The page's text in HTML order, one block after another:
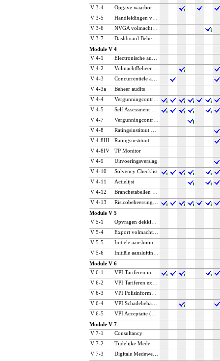
V 3‑4
V 3‑5
V 3‑6
V 3‑7
Module V 4
V 4‑1
V 4‑2
V 4‑3
V 4‑3a
Beheer audits
V 4‑4
V 4‑5
V 4‑7
V 4‑8
V 4‑8III
V 4‑8IV
TP Monitor
V 4‑9
Uitvoeringsverslag
V 4‑10
Solvency Checklist
V 4‑11
Actielijst
V 4‑12
V 4‑13
Module V 5
V 5‑1
V 5‑4
V 5‑5
V 5‑6
Module V 6
V 6‑1
V 6‑2
V 6‑3
V 6‑4
V 6‑5
Module V 7
V 7‑1
Consultancy
V 7‑2
V 7‑3